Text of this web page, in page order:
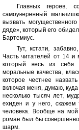
Главных героев,
самоуверенный
вызвать
дяде», который его
Бартемиус.
Тут, кстати,
Часть читателей от 14
который весь из себя
моральные качества,
которое честнее
включая меня, думаю,
несколько тысяч лет,
ехиден и у него, скажем
человека. Вообще на
роман был бы
шарм.